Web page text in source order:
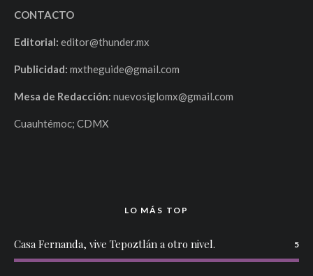
CONTACTO
Editorial: editor@thunder.mx
Publicidad: mxtheguide@gmail.com
Mesa de Redacción: nuevosiglomx@gmail.com
Cuauhtémoc; CDMX
LO MÁS TOP
Casa Fernanda, vive Tepoztlán a otro nivel. 5